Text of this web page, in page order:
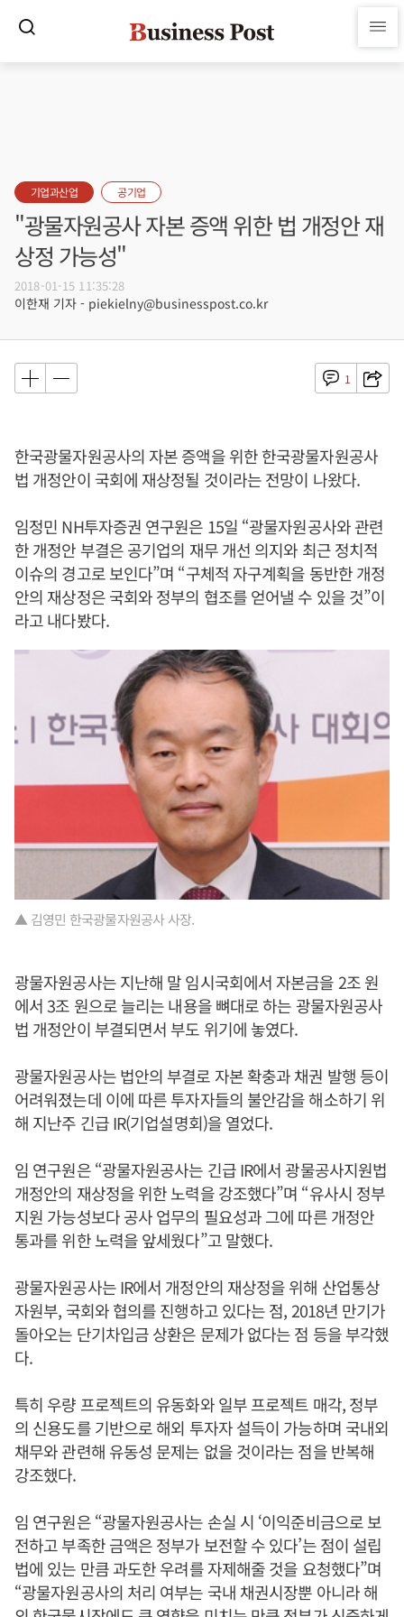
기업과산업 공기업
"광물자원공사 자본 증액 위한 법 개정안 재
상정 가능성"
2018-01-15 11:35:28
이한재 기자 - piekielny@businesspost.co.kr
1
한국광물자원공사의 자본 증액을 위한 한국광물자원공사
법 개정안이 국회에 재상정될 것이라는 전망이 나왔다.
임정민 NH투자증권 연구원은 15일 “광물자원공사와 관련
한 개정안 부결은 공기업의 재무 개선 의지와 최근 정치적
이슈의 경고로 보인다”며 “구체적 자구계획을 동반한 개정
안의 재상정은 국회와 정부의 협조를 얻어낼 수 있을 것”이
라고 내다봤다.
▲ 김영민 한국광물자원공사 사장.
광물자원공사는 지난해 말 임시국회에서 자본금을 2조 원
에서 3조 원으로 늘리는 내용을 뼈대로 하는 광물자원공사
법 개정안이 부결되면서 부도 위기에 놓였다.
광물자원공사는 법안의 부결로 자본 확충과 채권 발행 등이
어려워졌는데 이에 따른 투자자들의 불안감을 해소하기 위
해 지난주 긴급 IR(기업설명회)을 열었다.
임 연구원은 “광물자원공사는 긴급 IR에서 광물공사지원법
개정안의 재상정을 위한 노력을 강조했다”며 “유사시 정부
지원 가능성보다 공사 업무의 필요성과 그에 따른 개정안
통과를 위한 노력을 앞세웠다”고 말했다.
광물자원공사는 IR에서 개정안의 재상정을 위해 산업통상
자원부, 국회와 협의를 진행하고 있다는 점, 2018년 만기가
돌아오는 단기차입금 상환은 문제가 없다는 점 등을 부각했
다.
특히 우량 프로젝트의 유동화와 일부 프로젝트 매각, 정부
의 신용도를 기반으로 해외 투자자 설득이 가능하며 국내외
채무와 관련해 유동성 문제는 없을 것이라는 점을 반복해
강조했다.
임 연구원은 “광물자원공사는 손실 시 ‘이익준비금으로 보
전하고 부족한 금액은 정부가 보전할 수 있다’는 점이 설립
법에 있는 만큼 과도한 우려를 자제해줄 것을 요청했다”며
“광물자원공사의 처리 여부는 국내 채권시장뿐 아니라 해